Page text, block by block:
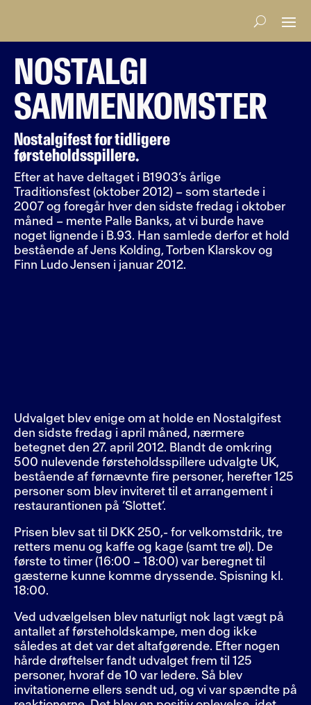
NOSTALGI
SAMMENKOMSTER
Nostalgifest for tidligere
førsteholdsspillere.
Efter at have deltaget i B1903’s årlige
Traditionsfest (oktober 2012) – som startede i
2007 og foregår hver den sidste fredag i oktober
måned – mente Palle Banks, at vi burde have
noget lignende i B.93. Han samlede derfor et hold
bestående af Jens Kolding, Torben Klarskov og
Finn Ludo Jensen i januar 2012.
Udvalget blev enige om at holde en Nostalgifest
den sidste fredag i april måned, nærmere
betegnet den 27. april 2012. Blandt de omkring
500 nulevende førsteholdsspillere udvalgte UK,
bestående af førnævnte fire personer, herefter 125
personer som blev inviteret til et arrangement i
restaurantionen på ‘Slottet’.
Prisen blev sat til DKK 250,- for velkomstdrik, tre
retters menu og kaffe og kage (samt tre øl). De
første to timer (16:00 – 18:00) var beregnet til
gæsterne kunne komme dryssende. Spisning kl.
18:00.
Ved udvælgelsen blev naturligt nok lagt vægt på
antallet af førsteholdskampe, men dog ikke
således at det var det altafgørende. Efter nogen
hårde drøftelser fandt udvalget frem til 125
personer, hvoraf de 10 var ledere. Så blev
invitationerne ellers sendt ud, og vi var spændte på